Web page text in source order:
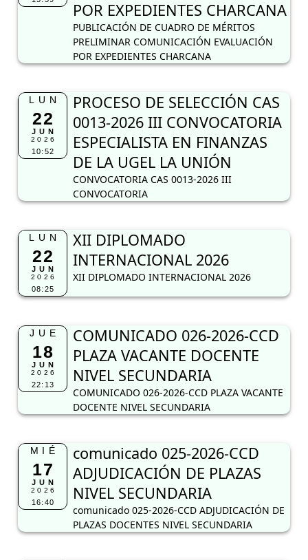
POR EXPEDIENTES CHARCANA
PUBLICACIÓN DE CUADRO DE MÉRITOS
PRELIMINAR COMUNICACIÓN EVALUACIÓN
POR EXPEDIENTES CHARCANA
LUN
22
JUN
2026
10:52
PROCESO DE SELECCIÓN CAS
0013-2026 III CONVOCATORIA
ESPECIALISTA EN FINANZAS
DE LA UGEL LA UNIÓN
CONVOCATORIA CAS 0013-2026 III
CONVOCATORIA
LUN
22
JUN
2026
08:25
XII DIPLOMADO
INTERNACIONAL 2026
XII DIPLOMADO INTERNACIONAL 2026
JUE
18
JUN
2026
22:13
COMUNICADO 026-2026-CCD
PLAZA VACANTE DOCENTE
NIVEL SECUNDARIA
COMUNICADO 026-2026-CCD PLAZA VACANTE
DOCENTE NIVEL SECUNDARIA
MIÉ
17
JUN
2026
16:40
comunicado 025-2026-CCD
ADJUDICACIÓN DE PLAZAS
NIVEL SECUNDARIA
comunicado 025-2026-CCD ADJUDICACIÓN DE
PLAZAS DOCENTES NIVEL SECUNDARIA